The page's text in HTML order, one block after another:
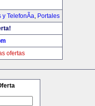
y TelefonÃ­a, Portales
ofertas